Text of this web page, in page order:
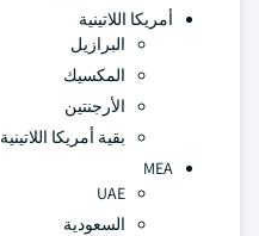
أمريكا اللاتينية
البرازيل
المكسيك
الأرجنتين
بقية أمريكا اللاتينية
MEA
UAE
السعودية